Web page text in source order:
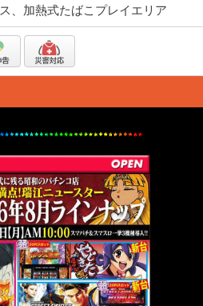
、加熱式たばこプレイエリア